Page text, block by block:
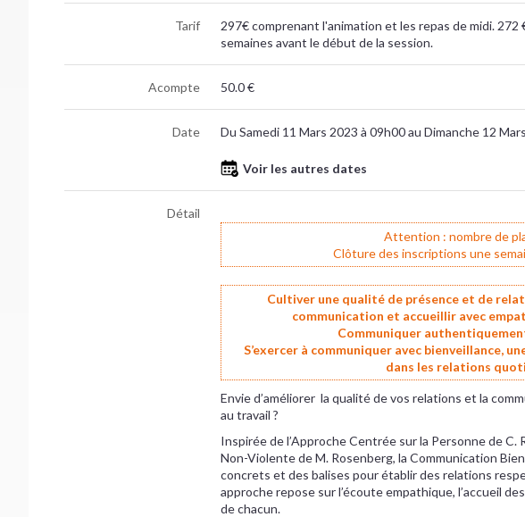
Tarif
297€ comprenant l'animation et les repas de midi. 272
semaines avant le début de la session.
Acompte 50.0 €
Date Du Samedi 11 Mars 2023 à 09h00 au Dimanche 12
Voir les autres dates
Détail
Attention : nombre de
Clôture des inscriptions une
Cultiver une qualité de présence et de
communication et accueillir avec
Communiquer
S’exercer à communiquer avec bienveillance,
dans les relations
Envie d’améliorer la qualité de vos relations et la
au travail ?
Inspirée de l’Approche Centrée sur la Personne de
Non-Violente de M. Rosenberg, la Communication
concrets et des balises pour établir des relations
approche repose sur l’écoute empathique, l’accueil
de chacun.